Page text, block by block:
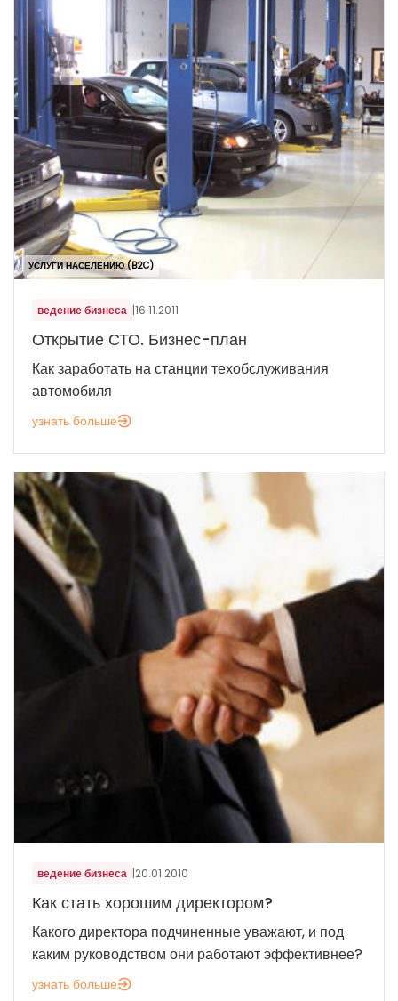
УСЛУГИ НАСЕЛЕНИЮ (B2C)
ведение бизнеса |16.11.2011
Открытие СТО. Бизнес-план
Как заработать на станции техобслуживания
автомобиля
узнать больше
ведение бизнеса |20.01.2010
Как стать хорошим директором?
Какого директора подчиненные уважают, и под
каким руководством они работают эффективнее?
узнать больше